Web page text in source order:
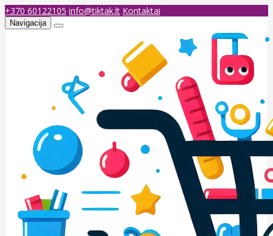
+370 60122105 info@tiktak.lt Kontaktai
Navigacija